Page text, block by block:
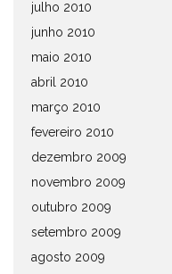
julho 2010
junho 2010
maio 2010
abril 2010
março 2010
fevereiro 2010
dezembro 2009
novembro 2009
outubro 2009
setembro 2009
agosto 2009